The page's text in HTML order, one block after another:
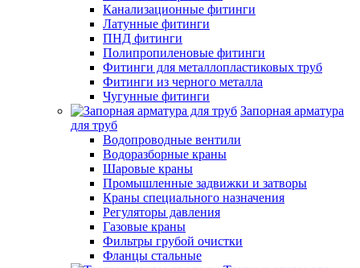
Канализационные фитинги
Латунные фитинги
ПНД фитинги
Полипропиленовые фитинги
Фитинги для металлопластиковых труб
Фитинги из черного металла
Чугунные фитинги
Запорная арматура
для труб
Водопроводные вентили
Водоразборные краны
Шаровые краны
Промышленные задвижки и затворы
Краны специального назначения
Регуляторы давления
Газовые краны
Фильтры грубой очистки
Фланцы стальные